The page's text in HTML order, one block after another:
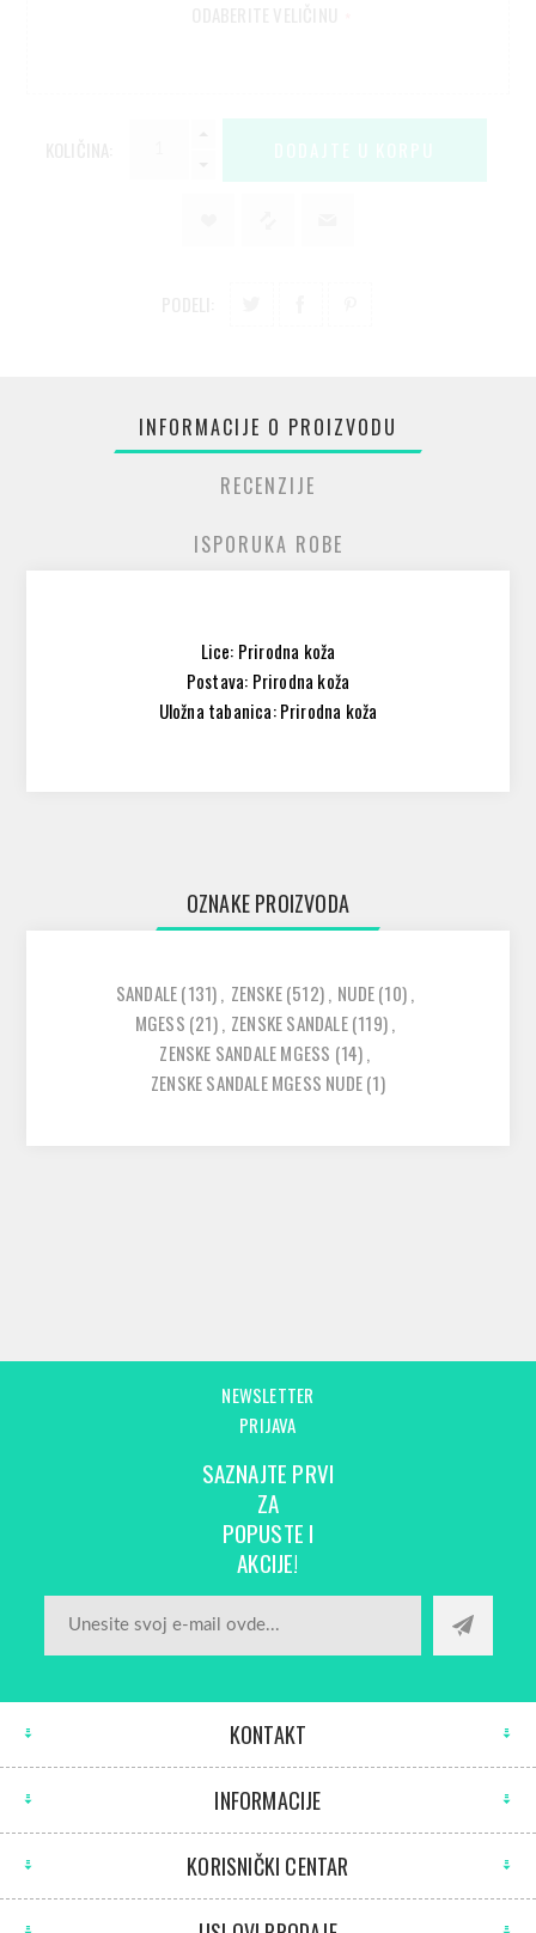
INFORMACIJE O PROIZVODU
RECENZIJE
ISPORUKA ROBE
Lice: Prirodna koža
Postava: Prirodna koža
Uložna tabanica: Prirodna koža
OZNAKE PROIZVODA
SANDALE(131), ZENSKE(512), NUDE(10),
MGESS (21), ZENSKE SANDALE(119),
ZENSKE SANDALE MGESS (14),
ZENSKE SANDALE MGESS NUDE(1)
NEWSLETTER
PRIJAVA
SAZNAJTE PRVI
ZA
POPUSTE I
AKCIJE!
KONTAKT
INFORMACIJE
KORISNIČKI CENTAR